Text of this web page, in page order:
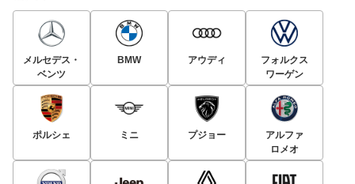
メルセデス・
ベンツ
BMW アウディ
フォルクス
ワーゲン
ポルシェ ミニ プジョー
アルファ
ロメオ